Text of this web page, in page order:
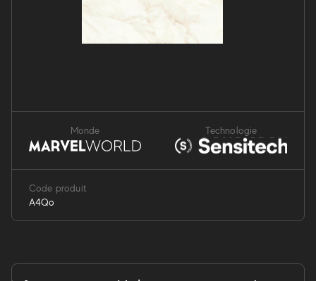
Monde Technologie
Code produit
A4Qo